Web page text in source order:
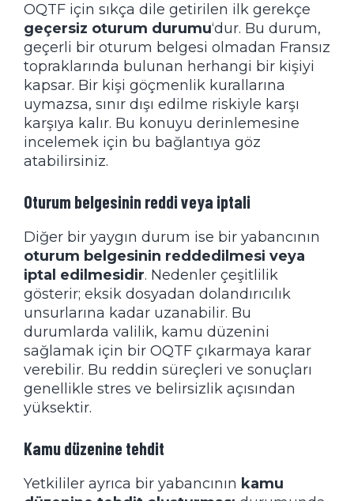
OQTF için sıkça dile getirilen ilk gerekçe
geçersiz oturum durumu‘dur. Bu durum,
geçerli bir oturum belgesi olmadan Fransız
topraklarında bulunan herhangi bir kişiyi
kapsar. Bir kişi göçmenlik kurallarına
uymazsa, sınır dışı edilme riskiyle karşı
karşıya kalır. Bu konuyu derinlemesine
incelemek için bu bağlantıya göz
atabilirsiniz.
Oturum belgesinin reddi veya iptali
Diğer bir yaygın durum ise bir yabancının
oturum belgesinin reddedilmesi veya
iptal edilmesidir. Nedenler çeşitlilik
gösterir; eksik dosyadan dolandırıcılık
unsurlarına kadar uzanabilir. Bu
durumlarda valilik, kamu düzenini
sağlamak için bir OQTF çıkarmaya karar
verebilir. Bu reddin süreçleri ve sonuçları
genellikle stres ve belirsizlik açısından
yüksektir.
Kamu düzenine tehdit
Yetkililer ayrıca bir yabancının kamu